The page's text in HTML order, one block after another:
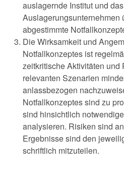
auslagernde Institut und das
Auslagerungsunternehmen
abgestimmte
Die Wirksamkeit und
Notfallkonzeptes ist
zeitkritische Aktivitäten und
relevanten Szenarien
anlassbezogen
Notfallkonzeptes sind zu
sind hinsichtlich
analysieren. Risiken sind
Ergebnisse sind den
schriftlich mitzuteilen.